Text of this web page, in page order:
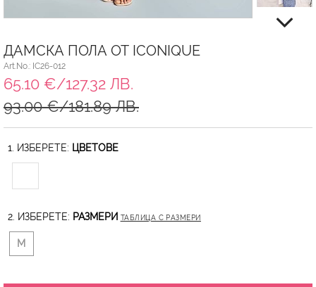
ДАМСКА ПОЛА ОТ ICONIQUE
Art.No.: IC26-012
65.10 €/127.32 ЛВ.
93.00 €/181.89 ЛВ.
1. ИЗБЕРЕТЕ: ЦВЕТОВЕ
2. ИЗБЕРЕТЕ: РАЗМЕРИ ТАБЛИЦА С РАЗМЕРИ
M